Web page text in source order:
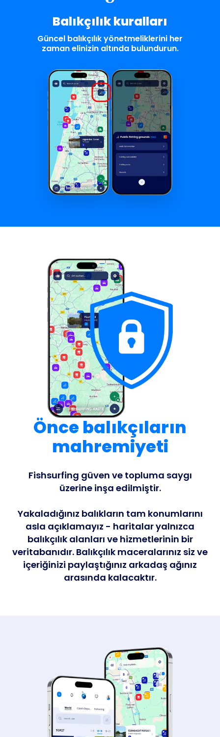
Balıkçılık kuralları
Güncel balıkçılık yönetmeliklerini her
zaman elinizin altında bulundurun.
Önce balıkçıların
mahremiyeti
Fishsurfing güven ve topluma saygı
üzerine inşa edilmiştir.
Yakaladığınız balıkların tam konumlarını
asla açıklamayız - haritalar yalnızca
balıkçılık alanları ve hizmetlerinin bir
veritabanıdır. Balıkçılık maceralarınız siz ve
içeriğinizi paylaştığınız arkadaş ağınız
arasında kalacaktır.